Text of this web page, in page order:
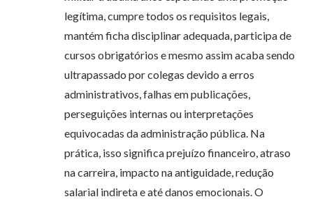
legítima, cumpre todos os requisitos legais,
mantém ficha disciplinar adequada, participa de
cursos obrigatórios e mesmo assim acaba sendo
ultrapassado por colegas devido a erros
administrativos, falhas em publicações,
perseguições internas ou interpretações
equivocadas da administração pública. Na
prática, isso significa prejuízo financeiro, atraso
na carreira, impacto na antiguidade, redução
salarial indireta e até danos emocionais. O